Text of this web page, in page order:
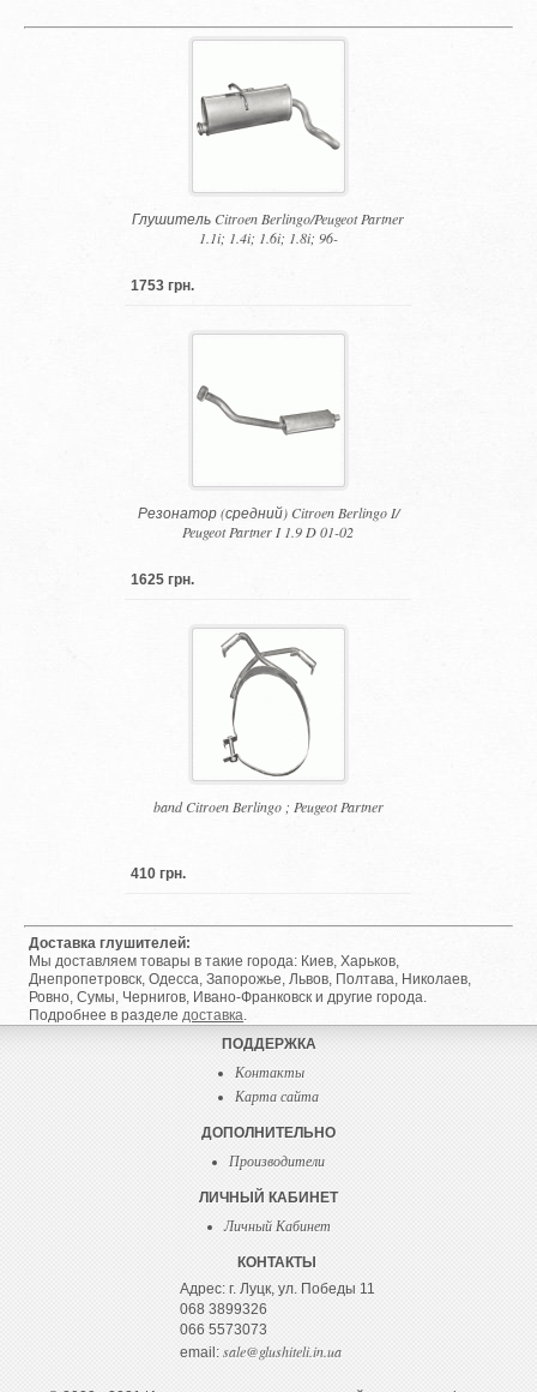
Глушитель Citroen Berlingo/Peugeot Partner
1.1i; 1.4i; 1.6i; 1.8i; 96-
1753 грн.
Резонатор (средний) Citroen Berlingo I/
Peugeot Partner I 1.9 D 01-02
1625 грн.
band Citroen Berlingo ; Peugeot Partner
410 грн.
Доставка глушителей:
Мы доставляем товары в такие города: Киев, Харьков,
Днепропетровск, Одесса, Запорожье, Львов, Полтава, Николаев,
Ровно, Сумы, Чернигов, Ивано-Франковск и другие города.
Подробнее в разделе доставка
ПОДДЕРЖКА
Контакты
Карта сайта
ДОПОЛНИТЕЛЬНО
Производители
ЛИЧНЫЙ КАБИНЕТ
Личный Кабинет
КОНТАКТЫ
Адрес: г. Луцк, ул. Победы 11
068 3899326
066 5573073
email: sale@glushiteli.in.ua